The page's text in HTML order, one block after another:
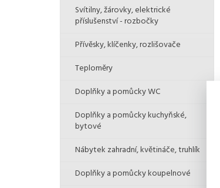
Svítilny, žárovky, elektrické
příslušenství - rozbočky
Přívěsky, klíčenky, rozlišovače
Teploměry
Doplňky a pomůcky WC
Doplňky a pomůcky kuchyňské,
bytové
Nábytek zahradní, květináče, truhlík
Doplňky a pomůcky koupelnové